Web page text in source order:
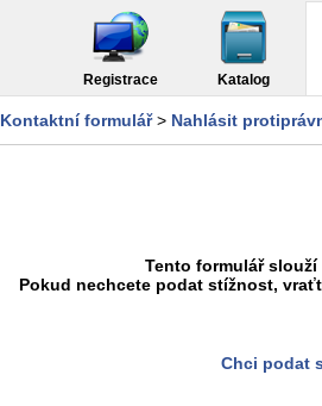
Registrace Katalog
Kontaktní formulář> Nahlásit
Tento formulář
Pokud nechcete podat stížnost,
Chci podat